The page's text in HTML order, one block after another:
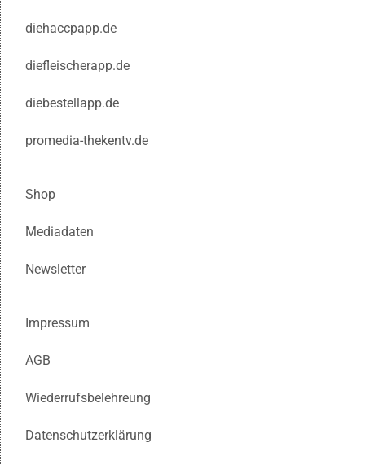
diehaccpapp.de
diefleischerapp.de
diebestellapp.de
promedia-thekentv.de
Shop
Mediadaten
Newsletter
Impressum
AGB
Wiederrufsbelehreung
Datenschutzerklärung